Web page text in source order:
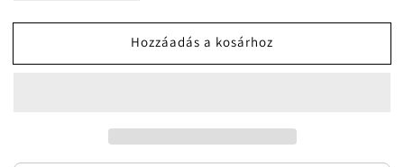
bőrönd
táskák
bőrönd
rendszerező
táskák
Hozzáadás a kosárhoz